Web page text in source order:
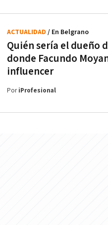
Quién sería el dueño
donde Facundo
influencer
ACTUALIDAD / En Belgrano
PoriProfesional